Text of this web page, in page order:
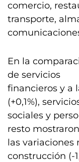
comercio,
transporte,
En la
de servicios
financieros y a
(+0,1%),
sociales y
resto
las variaciones
construcción (-